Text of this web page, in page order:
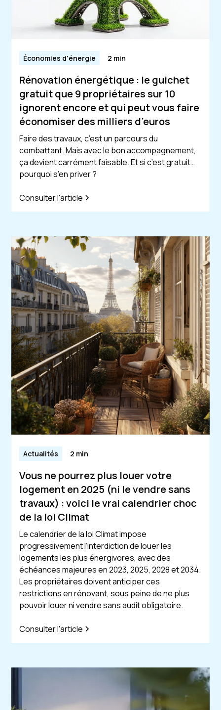
Économies d'énergie 2 min
Rénovation énergétique : le guichet
gratuit que 9 propriétaires sur 10
ignorent encore et qui peut vous faire
économiser des milliers d’euros
Faire des travaux, c’est un parcours du
combattant. Mais avec le bon accompagnement,
ça devient carrément faisable. Et si c’est gratuit…
pourquoi s’en priver ?
Consulter l'article
Actualités 2 min
Vous ne pourrez plus louer votre
logement en 2025 (ni le vendre sans
travaux) : voici le vrai calendrier choc
de la loi Climat
Le calendrier de la loi Climat impose
progressivement l’interdiction de louer les
logements les plus énergivores, avec des
échéances majeures en 2023, 2025, 2028 et 2034.
Les propriétaires doivent anticiper ces
restrictions en rénovant, sous peine de ne plus
pouvoir louer ni vendre sans audit obligatoire.
Consulter l'article